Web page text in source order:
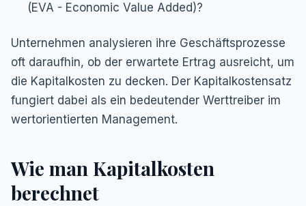
(EVA - Economic Value Added)?
Unternehmen analysieren ihre Geschäftsprozesse
oft daraufhin, ob der erwartete Ertrag ausreicht, um
die Kapitalkosten zu decken. Der Kapitalkostensatz
fungiert dabei als ein bedeutender Werttreiber im
wertorientierten Management.
Wie man Kapitalkosten
berechnet